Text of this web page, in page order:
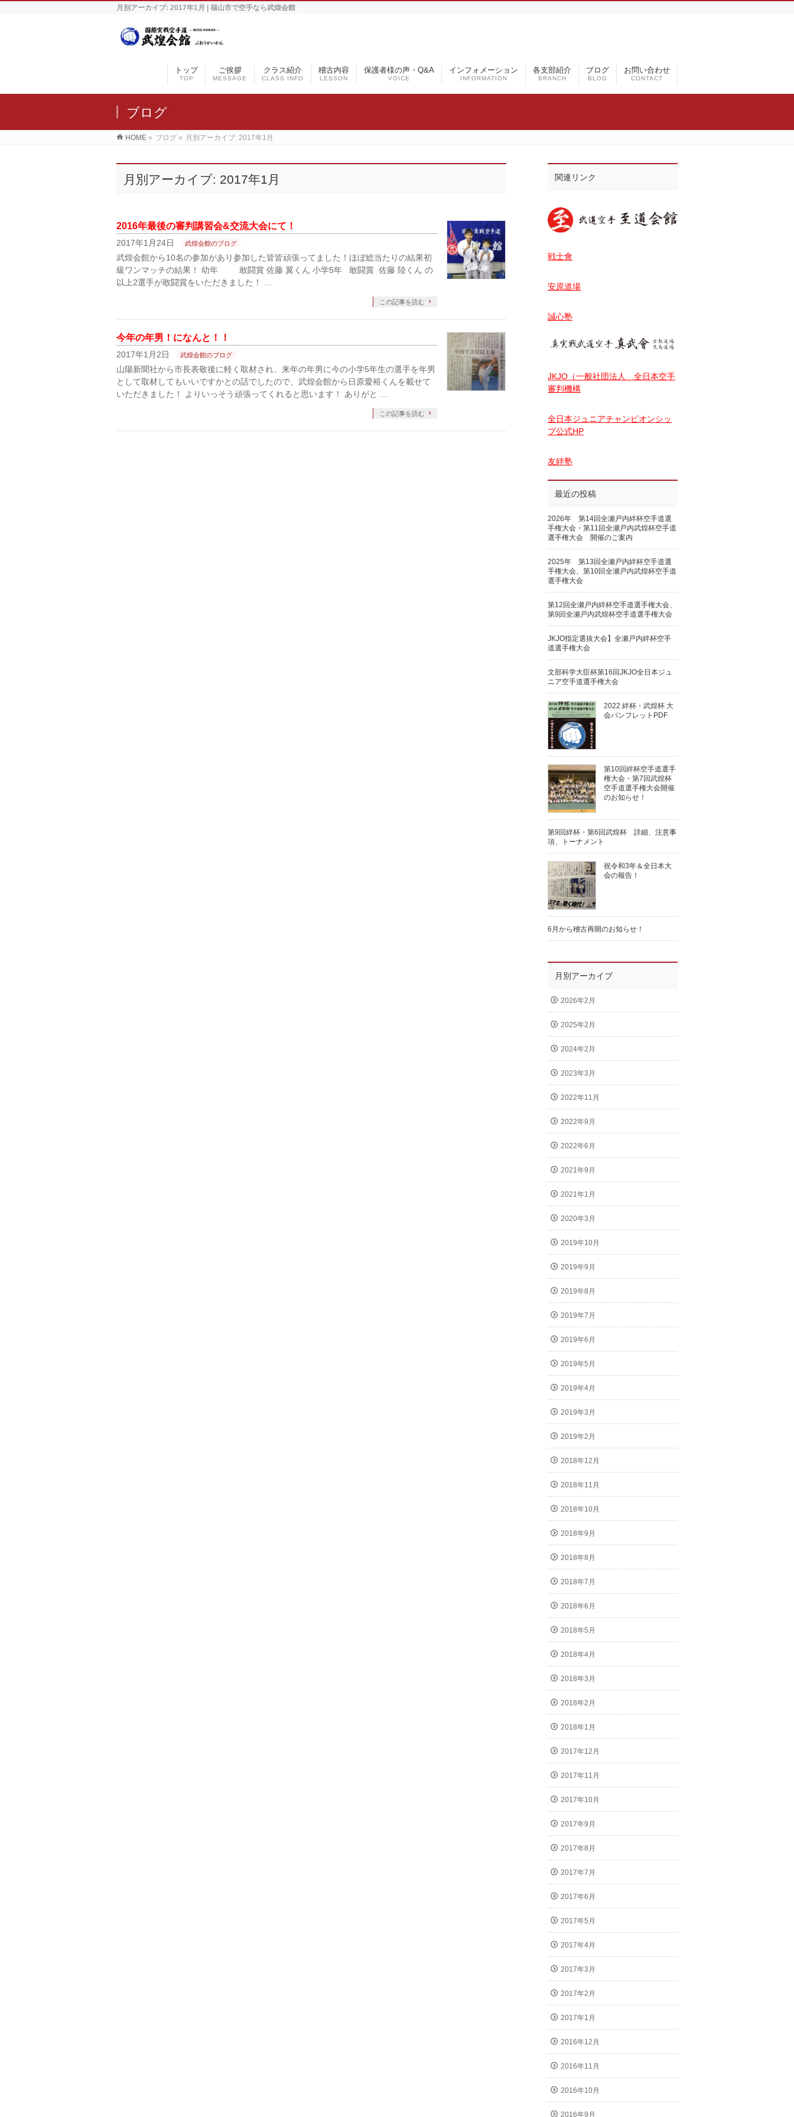
月別アーカイブ: 2017年1月 | 福山市で空手なら武煌会館
トップ
TOP
ご挨拶
MESSAGE
クラス紹介
CLASS INFO
稽古内容
LESSON
保護者様の声・Q&A
VOICE
インフォメーション
INFORMATION
各支部紹介
BRANCH
ブログ
BLOG
お問い合わせ
CONTACT
ブログ
HOME » ブログ » 月別アーカイブ: 2017年1月
月別アーカイブ: 2017年1月
2016年最後の審判講習会&交流大会にて！
2017年1月24日 武煌会館のブログ
武煌会館から10名の参加があり参加した皆皆頑張ってました！ほぼ総当たりの結果初
級ワンマッチの結果！ 幼年 敢闘賞 佐藤 翼くん 小学5年 敢闘賞 佐藤 陸くん の
以上2選手が敢闘賞をいただきました！ …
この記事を読む
今年の年男！になんと！！
2017年1月2日 武煌会館のブログ
山陽新聞社から市長表敬後に軽く取材され、来年の年男に今の小学5年生の選手を年男
として取材してもいいですかとの話でしたので、武煌会館から日原愛裕くんを載せて
いただきました！ よりいっそう頑張ってくれると思います！ ありがと …
この記事を読む
関連リンク
戦士會
安原道場
誠心塾
JKJO（一般社団法人 全日本空手
審判機構
全日本ジュニアチャンピオンシッ
プ公式HP
友絆塾
最近の投稿
2026年 第14回全瀬戸内絆杯空手道選
手権大会・第11回全瀬戸内武煌杯空手道
選手権大会 開催のご案内
2025年 第13回全瀬戸内絆杯空手道選
手権大会、第10回全瀬戸内武煌杯空手道
選手権大会
第12回全瀬戸内絆杯空手道選手権大会、
第9回全瀬戸内武煌杯空手道選手権大会
JKJO指定選抜大会】全瀬戸内絆杯空手
道選手権大会
文部科学大臣杯第16回JKJO全日本ジュ
ニア空手道選手権大会
2022 絆杯・武煌杯 大
会パンフレットPDF
第10回絆杯空手道選手
権大会・第7回武煌杯
空手道選手権大会開催
のお知らせ！
第9回絆杯・第6回武煌杯 詳細、注意事
項、トーナメント
祝令和3年＆全日本大
会の報告！
6月から稽古再開のお知らせ！
月別アーカイブ
2026年2月
2025年2月
2024年2月
2023年3月
2022年11月
2022年9月
2022年6月
2021年9月
2021年1月
2020年3月
2019年10月
2019年9月
2019年8月
2019年7月
2019年6月
2019年5月
2019年4月
2019年3月
2019年2月
2018年12月
2018年11月
2018年10月
2018年9月
2018年8月
2018年7月
2018年6月
2018年5月
2018年4月
2018年3月
2018年2月
2018年1月
2017年12月
2017年11月
2017年10月
2017年9月
2017年8月
2017年7月
2017年6月
2017年5月
2017年4月
2017年3月
2017年2月
2017年1月
2016年12月
2016年11月
2016年10月
2016年9月